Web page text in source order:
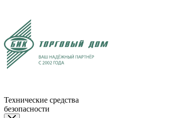
Технические средства
безопасности